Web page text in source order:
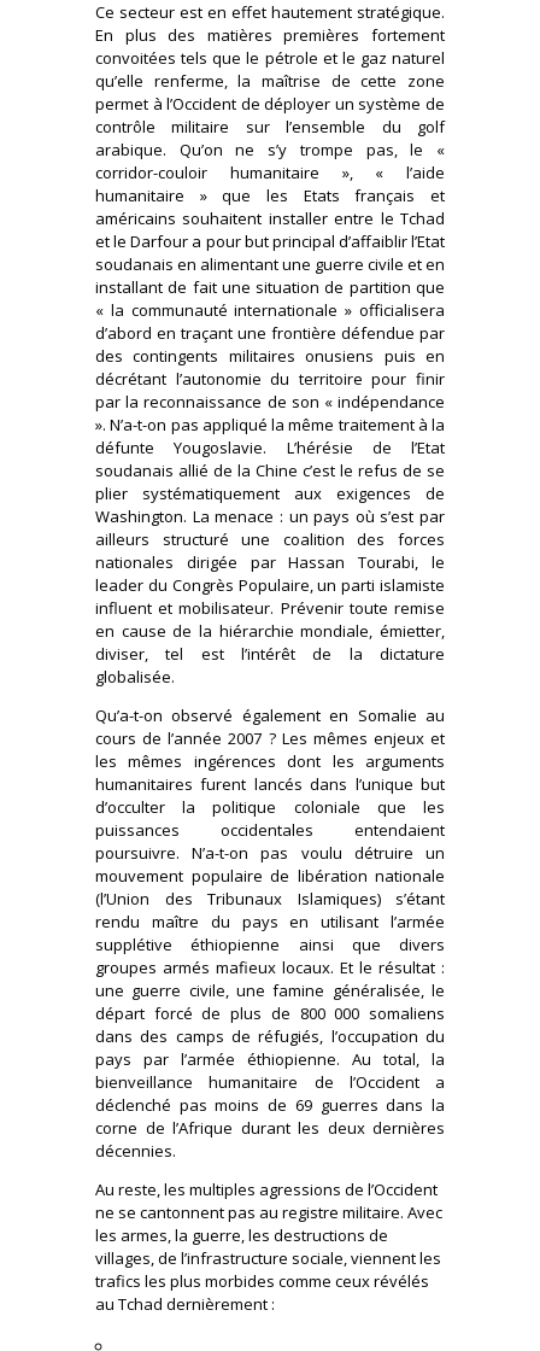
Ce secteur est en effet hautement stratégique.
En plus des matières premières fortement
convoitées tels que le pétrole et le gaz naturel
qu’elle renferme, la maîtrise de cette zone
permet à l’Occident de déployer un système de
contrôle militaire sur l’ensemble du golf
arabique. Qu’on ne s’y trompe pas, le «
corridor-couloir humanitaire », « l’aide
humanitaire » que les Etats français et
américains souhaitent installer entre le Tchad
et le Darfour a pour but principal d’affaiblir l’Etat
soudanais en alimentant une guerre civile et en
installant de fait une situation de partition que
« la communauté internationale » officialisera
d’abord en traçant une frontière défendue par
des contingents militaires onusiens puis en
décrétant l’autonomie du territoire pour finir
par la reconnaissance de son « indépendance
». N’a-t-on pas appliqué la même traitement à la
défunte Yougoslavie. L’hérésie de l’Etat
soudanais allié de la Chine c’est le refus de se
plier systématiquement aux exigences de
Washington. La menace : un pays où s’est par
ailleurs structuré une coalition des forces
nationales dirigée par Hassan Tourabi, le
leader du Congrès Populaire, un parti islamiste
influent et mobilisateur. Prévenir toute remise
en cause de la hiérarchie mondiale, émietter,
diviser, tel est l’intérêt de la dictature
globalisée.
Qu’a-t-on observé également en Somalie au
cours de l’année 2007 ? Les mêmes enjeux et
les mêmes ingérences dont les arguments
humanitaires furent lancés dans l’unique but
d’occulter la politique coloniale que les
puissances occidentales entendaient
poursuivre. N’a-t-on pas voulu détruire un
mouvement populaire de libération nationale
(l’Union des Tribunaux Islamiques) s’étant
rendu maître du pays en utilisant l’armée
supplétive éthiopienne ainsi que divers
groupes armés mafieux locaux. Et le résultat :
une guerre civile, une famine généralisée, le
départ forcé de plus de 800 000 somaliens
dans des camps de réfugiés, l’occupation du
pays par l’armée éthiopienne. Au total, la
bienveillance humanitaire de l’Occident a
déclenché pas moins de 69 guerres dans la
corne de l’Afrique durant les deux dernières
décennies.
Au reste, les multiples agressions de l’Occident
ne se cantonnent pas au registre militaire. Avec
les armes, la guerre, les destructions de
villages, de l’infrastructure sociale, viennent les
trafics les plus morbides comme ceux révélés
au Tchad dernièrement :